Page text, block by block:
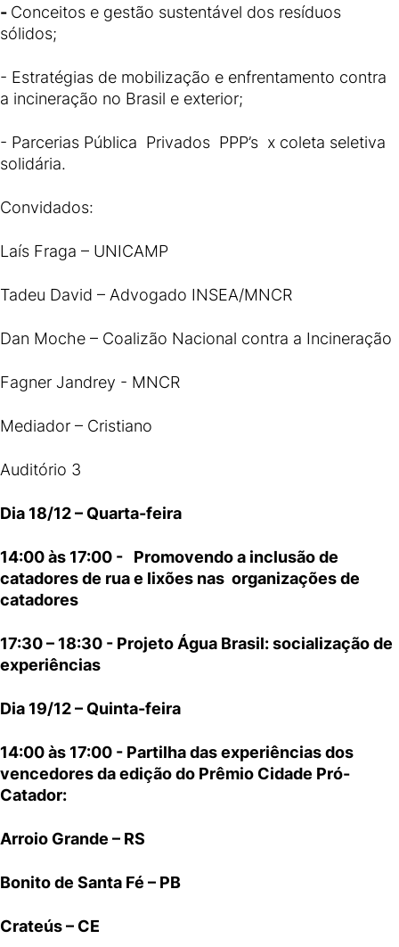
- Conceitos e gestão sustentável dos resíduos
sólidos;
- Estratégias de mobilização e enfrentamento contra
a incineração no Brasil e exterior;
- Parcerias Pública Privados PPP’s x coleta seletiva
solidária.
Convidados:
Laís Fraga – UNICAMP
Tadeu David – Advogado INSEA/MNCR
Dan Moche – Coalizão Nacional contra a Incineração
Fagner Jandrey - MNCR
Mediador – Cristiano
Auditório 3
Dia 18/12 – Quarta-feira
14:00 às 17:00 - Promovendo a inclusão de
catadores de rua e lixões nas organizações de
catadores
17:30 – 18:30 - Projeto Água Brasil: socialização de
experiências
Dia 19/12 – Quinta-feira
14:00 às 17:00 - Partilha das experiências dos
vencedores da edição do Prêmio Cidade Pró-
Catador:
Arroio Grande – RS
Bonito de Santa Fé – PB
Crateús – CE